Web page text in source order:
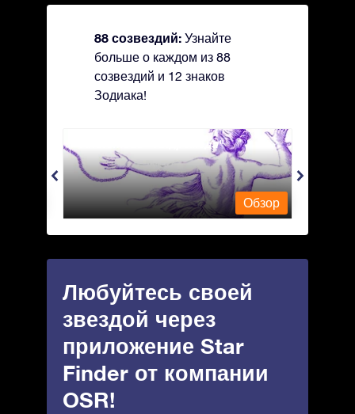
88 созвездий: Узнайте
больше о каждом из 88
созвездий и 12 знаков
Зодиака!
Andromeda - Андромеда
Обзор
Любуйтесь своей
звездой через
приложение Star
Finder от компании
OSR!